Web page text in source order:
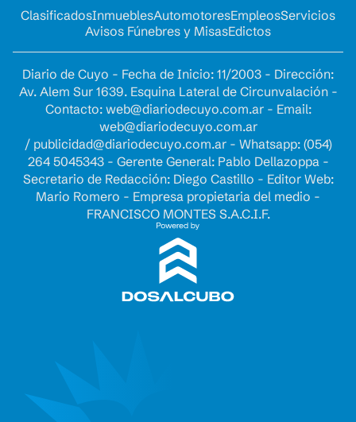
ClasificadosInmueblesAutomotoresEmpleosServicios
Avisos Fúnebres y MisasEdictos
Diario de Cuyo - Fecha de Inicio: 11/2003 - Dirección:
Av. Alem Sur 1639. Esquina Lateral de Circunvalación -
Contacto: web@diariodecuyo.com.ar- Email:
web@diariodecuyo.com.ar
/ publicidad@diariodecuyo.com.ar- Whatsapp: (054)
264 5045343 - Gerente General: Pablo Dellazoppa -
Secretario de Redacción: Diego Castillo - Editor Web:
Mario Romero - Empresa propietaria del medio -
FRANCISCO MONTES S.A.C.I.F.